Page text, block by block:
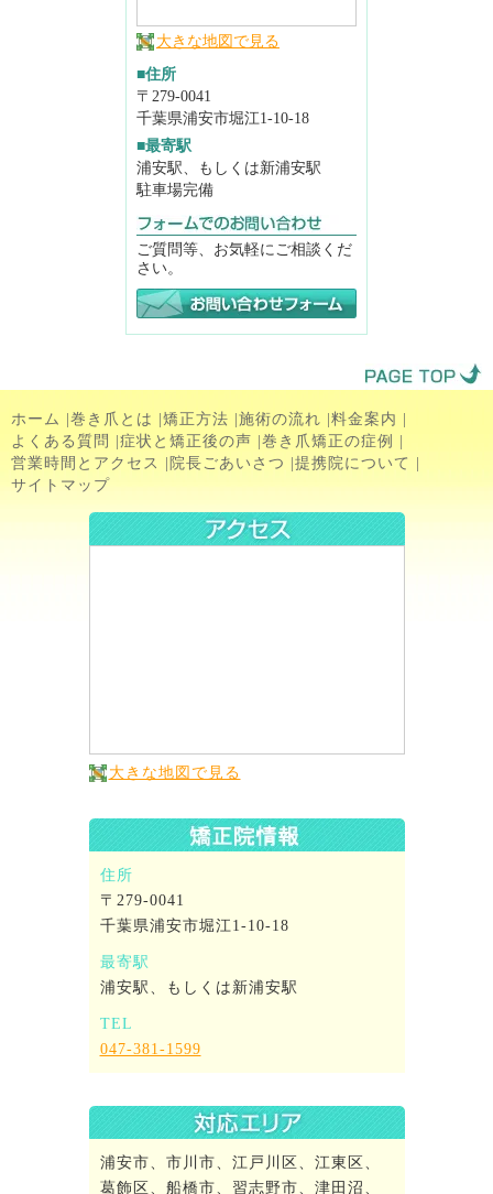
大きな地図で見る
■住所
〒279-0041
千葉県浦安市堀江1-10-18
■最寄駅
浦安駅、もしくは新浦安駅
駐車場完備
ご質問等、お気軽にご相談くだ
さい。
ホーム |巻き爪とは |矯正方法 |施術の流れ |料金案内 |
よくある質問 |症状と矯正後の声 |巻き爪矯正の症例 |
営業時間とアクセス |院長ごあいさつ |提携院について |
サイトマップ
大きな地図で見る
住所
〒279-0041
千葉県浦安市堀江1-10-18
最寄駅
浦安駅、もしくは新浦安駅
TEL
047-381-1599
浦安市、市川市、江戸川区、江東区、
葛飾区、船橋市、習志野市、津田沼、